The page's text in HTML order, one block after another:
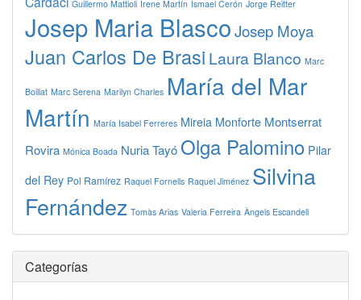
Guillermo Mattioli Irene Martín Ismael Cerón Jorge Reitter
Josep Maria BlascoJosep Moya
Juan Carlos De Brasi Laura Blanco Marc
Boillat Marc Serena Marilyn Charles María del Mar
Martín María Isabel Ferreres Mireia Monforte Montserrat
Rovira Mónica Boada Nuria Tayó Olga Palomino Pilar
del Rey Pol Ramírez Raquel Fornells Raquel Jiménez Silvina
Fernández Tomàs Arias Valeria Ferreira Àngels Escandell
Categorías